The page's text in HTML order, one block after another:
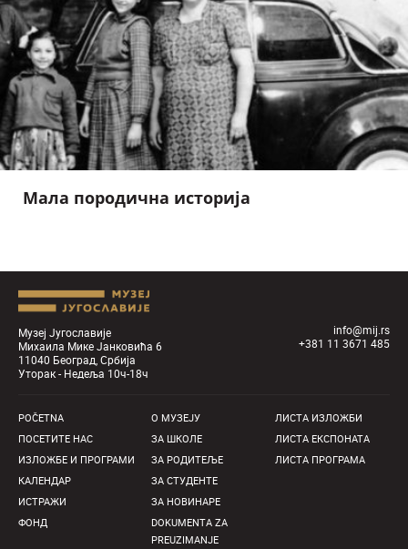
Мала породична историја
Музеј Југославије
Михаила Мике Јанковића 6
11040 Београд, Србија
Уторак - Недеља 10ч-18ч
info@mij.rs
+381 11 3671 485
POČETNA
ПОСЕТИТЕ НАС
ИЗЛОЖБЕ И ПРОГРАМИ
КАЛЕНДАР
ИСТРАЖИ
ФОНД
О MУЗЕЈУ
ЗА ШКОЛЕ
ЗА РОДИТЕЉЕ
ЗА СТУДЕНТЕ
ЗА НОВИНАРЕ
DOKUMENTA ZA
PREUZIMANJE
ЛИСТА ИЗЛОЖБИ
ЛИСТА ЕКСПОНАТА
ЛИСТА ПРОГРАМА